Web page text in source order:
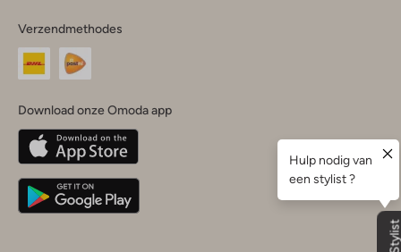
je
land
Nederland
Belgique(Français)
Deutschland
Verzendmethodes
Download onze Omoda app